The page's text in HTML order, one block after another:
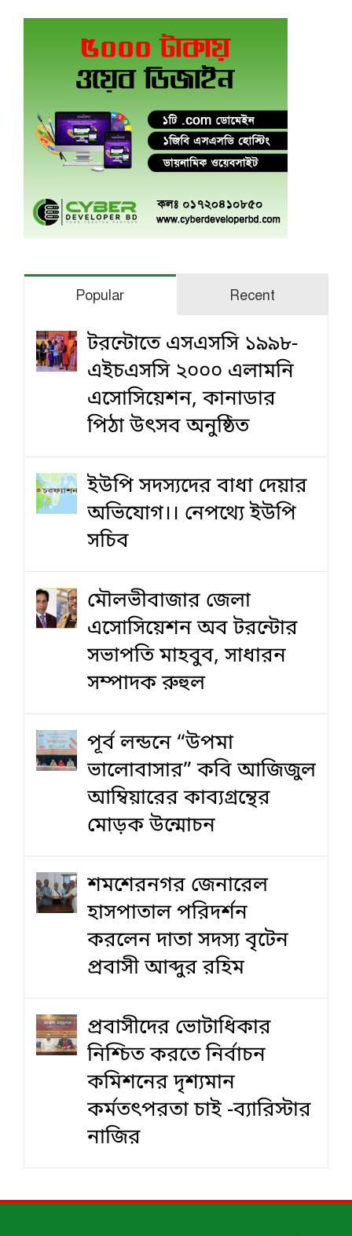
Popular Recent
টরন্টোতে এসএসসি ১৯৯৮-
এইচএসসি ২০০০ এলামনি
এসোসিয়েশন, কানাডার
পিঠা উৎসব অনুষ্ঠিত
ইউপি সদস্যদের বাধা দেয়ার
অভিযোগ।। নেপথ্যে ইউপি
সচিব
মৌলভীবাজার জেলা
এসোসিয়েশন অব টরন্টোর
সভাপতি মাহবুব, সাধারন
সম্পাদক রুহুল
পূর্ব লন্ডনে “উপমা
ভালোবাসার” কবি আজিজুল
আম্বিয়ারের কাব্যগ্রন্থের
মোড়ক উন্মোচন
শমশেরনগর জেনারেল
হাসপাতাল পরিদর্শন
করলেন দাতা সদস্য বৃটেন
প্রবাসী আব্দুর রহিম
প্রবাসীদের ভোটাধিকার
নিশ্চিত করতে নির্বাচন
কমিশনের দৃশ‍্যমান
কর্মতৎপরতা চাই -ব্যারিস্টার
নাজির